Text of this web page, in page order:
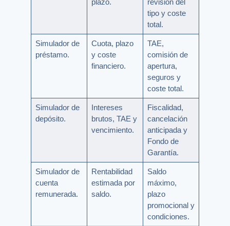
tipo y coste
total.
Simulador de
préstamo.
Cuota, plazo
y coste
financiero.
TAE,
comisión de
apertura,
seguros y
coste total.
Simulador de
depósito.
Intereses
brutos, TAE y
vencimiento.
Fiscalidad,
cancelación
anticipada y
Fondo de
Garantía.
Simulador de
cuenta
remunerada.
Rentabilidad
estimada por
saldo.
Saldo
máximo,
plazo
promocional y
condiciones.